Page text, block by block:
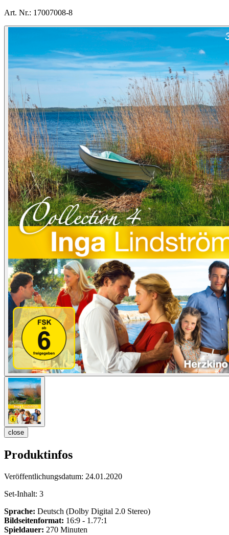
Art. Nr.: 17007008-8
close
Produktinfos
Veröffentlichungsdatum: 24.01.2020
Set-Inhalt: 3
Sprache: Deutsch (Dolby Digital 2.0 Stereo)
Bildseitenformat: 16:9 - 1.77:1
Spieldauer: 270 Minuten